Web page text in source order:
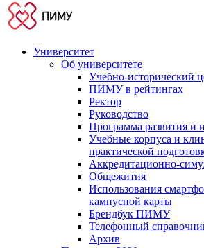
Университет
Об университете
Учебно-
ПИМУ в рейтингах
Ректор
Руководство
Программа развития и
Учебные корпуса и
практической
Аккредитационно-
Общежития
Использования
кампусной карты
Брендбук ПИМУ
Телефонный
Архив